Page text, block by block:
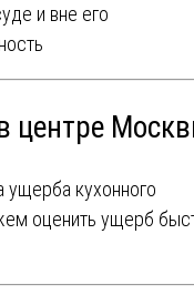
и вне его
центре
ущерба кухонного
оценить ущерб